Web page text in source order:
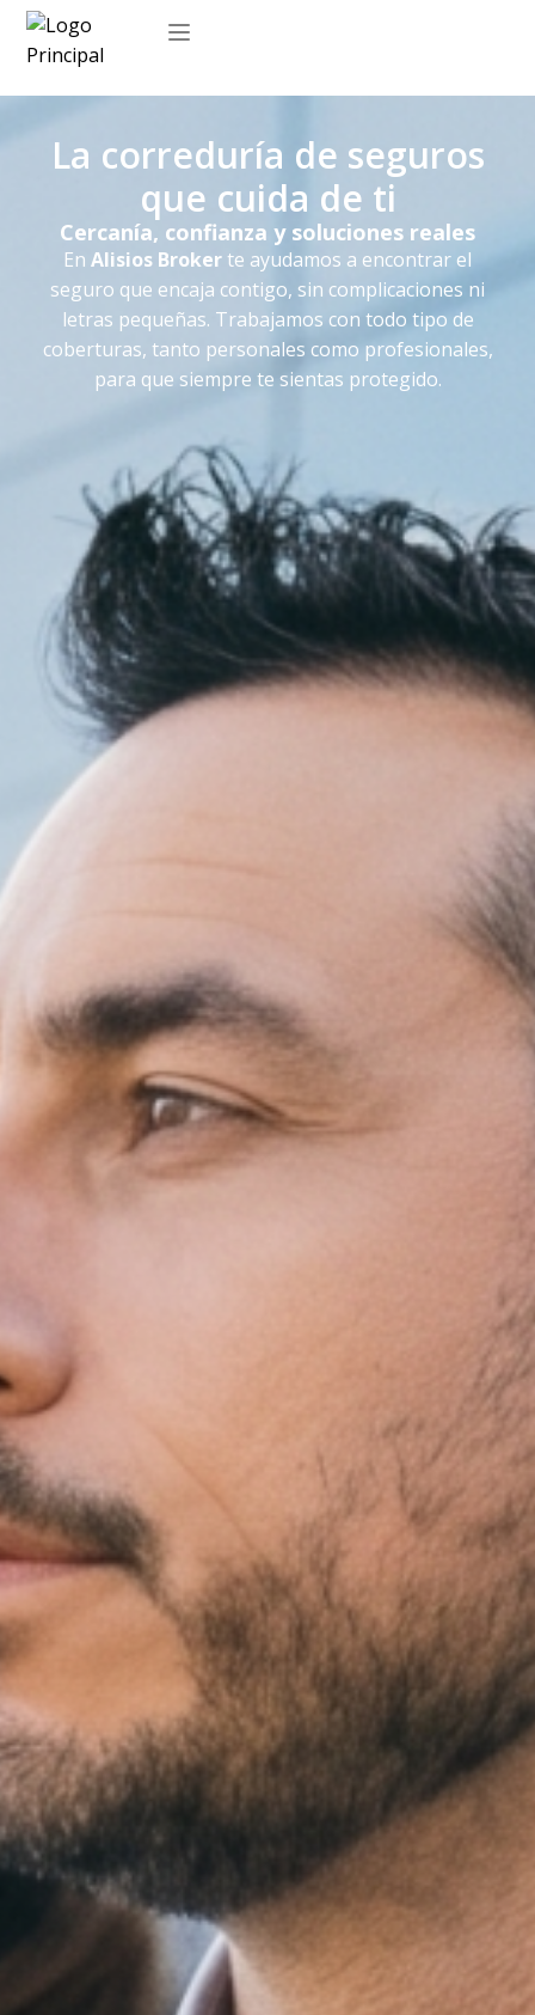
La correduría de seguros
que cuida de ti
Cercanía, confianza y soluciones reales
En Alisios Broker te ayudamos a encontrar el
seguro que encaja contigo, sin complicaciones ni
letras pequeñas. Trabajamos con todo tipo de
coberturas, tanto personales como profesionales,
para que siempre te sientas protegido.